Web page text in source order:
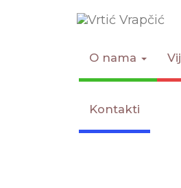
O nama
Kontakti